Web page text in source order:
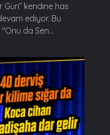
Gün” kendine has
ediyor. Bu
da Sen...